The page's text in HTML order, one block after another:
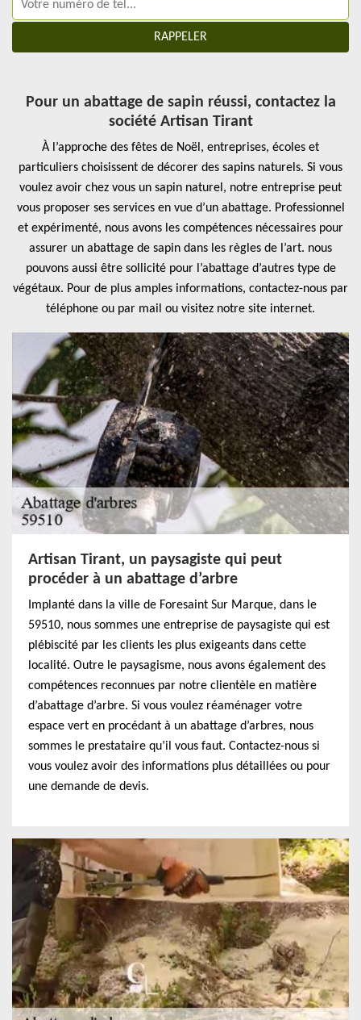
Pour un abattage de sapin réussi, contactez la
société Artisan Tirant
À l’approche des fêtes de Noël, entreprises, écoles et
particuliers choisissent de décorer des sapins naturels. Si vous
voulez avoir chez vous un sapin naturel, notre entreprise peut
vous proposer ses services en vue d’un abattage. Professionnel
et expérimenté, nous avons les compétences nécessaires pour
assurer un abattage de sapin dans les règles de l’art. nous
pouvons aussi être sollicité pour l’abattage d’autres type de
végétaux. Pour de plus amples informations, contactez-nous par
téléphone ou par mail ou visitez notre site internet.
Artisan Tirant, un paysagiste qui peut
procéder à un abattage d’arbre
Implanté dans la ville de Foresaint Sur Marque, dans le
59510, nous sommes une entreprise de paysagiste qui est
plébiscité par les clients les plus exigeants dans cette
localité. Outre le paysagisme, nous avons également des
compétences reconnues par notre clientèle en matière
d’abattage d’arbre. Si vous voulez réaménager votre
espace vert en procédant à un abattage d’arbres, nous
sommes le prestataire qu’il vous faut. Contactez-nous si
vous voulez avoir des informations plus détaillées ou pour
une demande de devis.